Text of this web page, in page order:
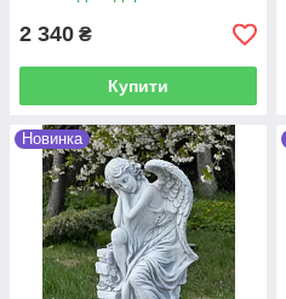
2 340 ₴
Купити
Новинка